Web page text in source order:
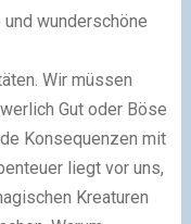
wunderschöne
Wir müssen
Gut oder Böse
Konsequenzen mit
liegt vor uns,
Kreaturen